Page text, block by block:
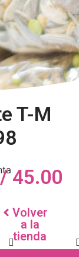
T-M
45.00
Volver
a la
tienda